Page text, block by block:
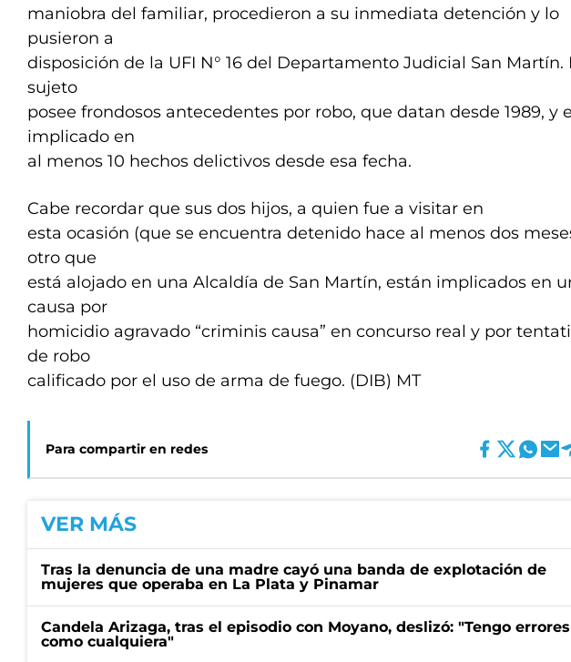
maniobra del familiar, procedieron a su inmediata detención y lo
pusieron a
disposición de la UFI N° 16 del Departamento Judicial San Martín.
sujeto
posee frondosos antecedentes por robo, que datan desde 1989, y
implicado en
al menos 10 hechos delictivos desde esa fecha.
Cabe recordar que sus dos hijos, a quien fue a visitar en
esta ocasión (que se encuentra detenido hace al menos dos
otro que
está alojado en una Alcaldía de San Martín, están implicados en
causa por
homicidio agravado “criminis causa” en concurso real y por
de robo
calificado por el uso de arma de fuego. (DIB) MT
Para compartir en redes
VER MÁS
Tras la denuncia de una madre cayó una banda de explotación de
mujeres que operaba en La Plata y Pinamar
Candela Arizaga, tras el episodio con Moyano, deslizó: "Tengo errores
como cualquiera"